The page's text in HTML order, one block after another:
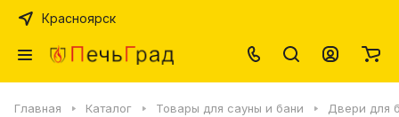
Красноярск
Главная Каталог Товары для сауны и бани Двери для